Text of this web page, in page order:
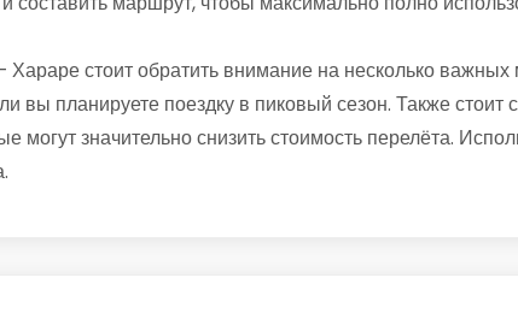
стоит обратить внимание на несколько важных
вы планируете поездку в пиковый сезон. Также стоит
значительно снизить стоимость перелёта.